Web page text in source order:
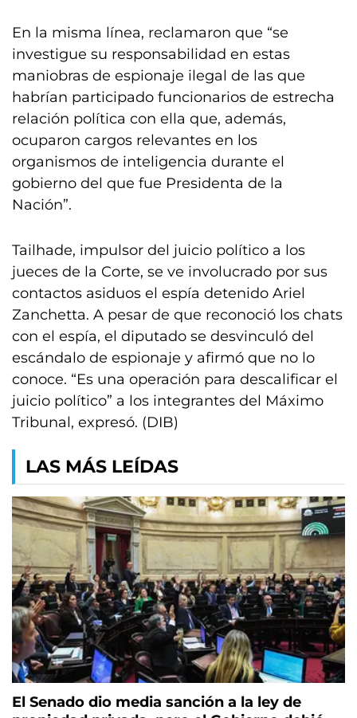
En la misma línea, reclamaron que “se
investigue su responsabilidad en estas
maniobras de espionaje ilegal de las que
habrían participado funcionarios de estrecha
relación política con ella que, además,
ocuparon cargos relevantes en los
organismos de inteligencia durante el
gobierno del que fue Presidenta de la
Nación”.
Tailhade, impulsor del juicio político a los
jueces de la Corte, se ve involucrado por sus
contactos asiduos el espía detenido Ariel
Zanchetta. A pesar de que reconoció los chats
con el espía, el diputado se desvinculó del
escándalo de espionaje y afirmó que no lo
conoce. “Es una operación para descalificar el
juicio político” a los integrantes del Máximo
Tribunal, expresó. (DIB)
LAS MÁS LEÍDAS
El Senado dio media sanción a la ley de